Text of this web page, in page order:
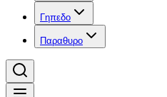
Γηπεδο
Παραθυρο